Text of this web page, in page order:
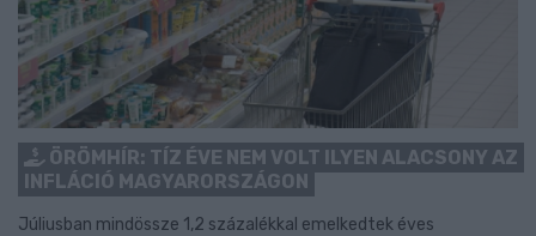
ÖRÖMHÍR: TÍZ ÉVE NEM VOLT ILYEN ALACSONY AZ
INFLÁCIÓ MAGYARORSZÁGON
Júliusban mindössze 1,2 százalékkal emelkedtek éves